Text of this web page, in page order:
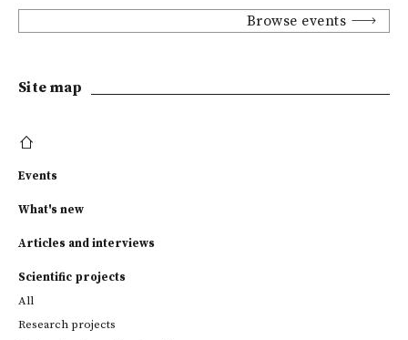
Browse events
Site map
Events
What's new
Articles and interviews
Scientific projects
All
Research projects